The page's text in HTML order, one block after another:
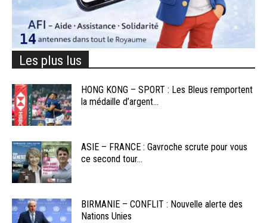
Les plus lus
HONG KONG – SPORT : Les Bleus remportent
la médaille d’argent...
ASIE – FRANCE : Gavroche scrute pour vous
ce second tour...
BIRMANIE – CONFLIT : Nouvelle alerte des
Nations Unies